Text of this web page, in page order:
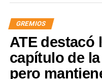
mayoría de la sociedad».
«Lo demuestran las
terminando las balas.
ir por él», sentenció
Las movilizaciones
GREMIOS
ATE destacó
capítulo de
pero